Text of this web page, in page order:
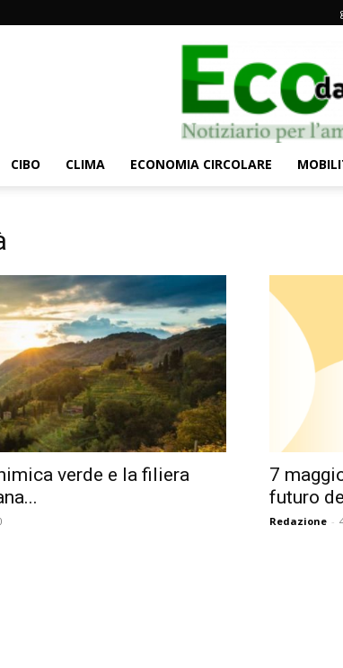
CIBO CLIMA ECONOMIA CIRCOLARE
verde e la filiera
7
futuro
Redazione -